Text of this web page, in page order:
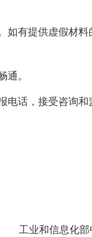
如有提供虚假材
通。
话，接受咨询和
工业和信息化